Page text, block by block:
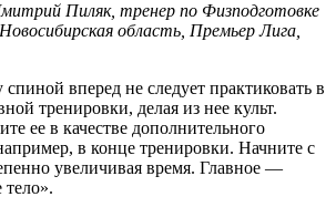
Пиляк, тренер по Физподготовке
область, Премьер Лига,
спиной вперед не следует практиковать в
тренировки, делая из нее культ.
ее в качестве дополнительного
в конце тренировки. Начните с
увеличивая время. Главное —
тело».